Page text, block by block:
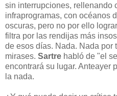
sin interrupciones, rellenando
infraprogramas, con océanos
oscuras, pero no por ello
filtra por las rendijas más
de esos días. Nada. Nada por
mirases. Sartre habló de "el
encontrará su lugar. Anteayer
la nada.